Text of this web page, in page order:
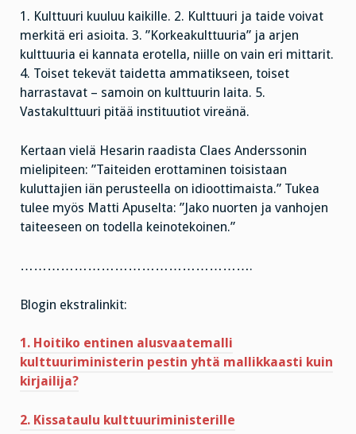
1. Kulttuuri kuuluu kaikille. 2. Kulttuuri ja taide voivat
merkitä eri asioita. 3. ”Korkeakulttuuria” ja arjen
kulttuuria ei kannata erotella, niille on vain eri mittarit.
4. Toiset tekevät taidetta ammatikseen, toiset
harrastavat – samoin on kulttuurin laita. 5.
Vastakulttuuri pitää instituutiot vireänä.
Kertaan vielä Hesarin raadista Claes Anderssonin
mielipiteen: ”Taiteiden erottaminen toisistaan
kuluttajien iän perusteella on idioottimaista.” Tukea
tulee myös Matti Apuselta: ”Jako nuorten ja vanhojen
taiteeseen on todella keinotekoinen.”
…………………………………………….
Blogin ekstralinkit:
1. Hoitiko entinen alusvaatemalli
kulttuuriministerin pestin yhtä mallikkaasti kuin
kirjailija?
2. Kissataulu kulttuuriministerille